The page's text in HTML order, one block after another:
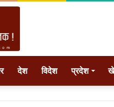
देश विदेश प्रदेश